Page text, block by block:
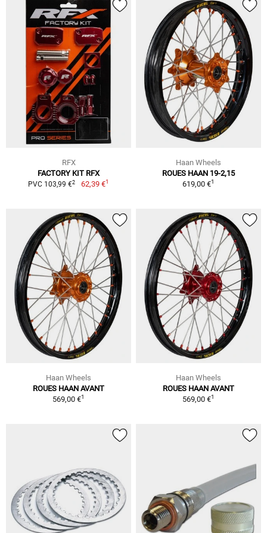
RFX
FACTORY KIT RFX
PVC 103,99 €2 62,39 €1
Haan Wheels
ROUES HAAN 19-2,15
619,00 €1
Haan Wheels
ROUES HAAN AVANT
569,00 €1
Haan Wheels
ROUES HAAN AVANT
569,00 €1